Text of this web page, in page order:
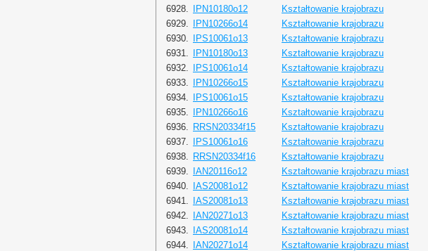
6928.
IPN10180o12 Kształtowanie krajobrazu
6929.
IPN10266o14 Kształtowanie krajobrazu
6930.
IPS10061o13 Kształtowanie krajobrazu
6931.
IPN10180o13 Kształtowanie krajobrazu
6932.
IPS10061o14 Kształtowanie krajobrazu
6933.
IPN10266o15 Kształtowanie krajobrazu
6934.
IPS10061o15 Kształtowanie krajobrazu
6935.
IPN10266o16 Kształtowanie krajobrazu
6936. RRSN20334f15 Kształtowanie krajobrazu
6937.
IPS10061o16 Kształtowanie krajobrazu
6938. RRSN20334f16 Kształtowanie krajobrazu
6939.
IAN20116o12 Kształtowanie krajobrazu miast
6940.
IAS20081o12 Kształtowanie krajobrazu miast
6941.
IAS20081o13 Kształtowanie krajobrazu miast
6942.
IAN20271o13 Kształtowanie krajobrazu miast
6943.
IAS20081o14 Kształtowanie krajobrazu miast
6944.
IAN20271o14 Kształtowanie krajobrazu miast